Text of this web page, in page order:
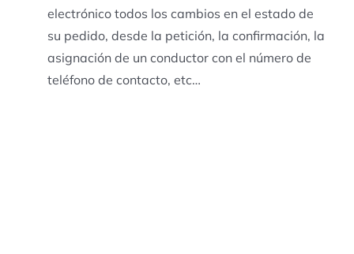
electrónico todos los cambios en el estado de
su pedido, desde la petición, la confirmación, la
asignación de un conductor con el número de
teléfono de contacto, etc…